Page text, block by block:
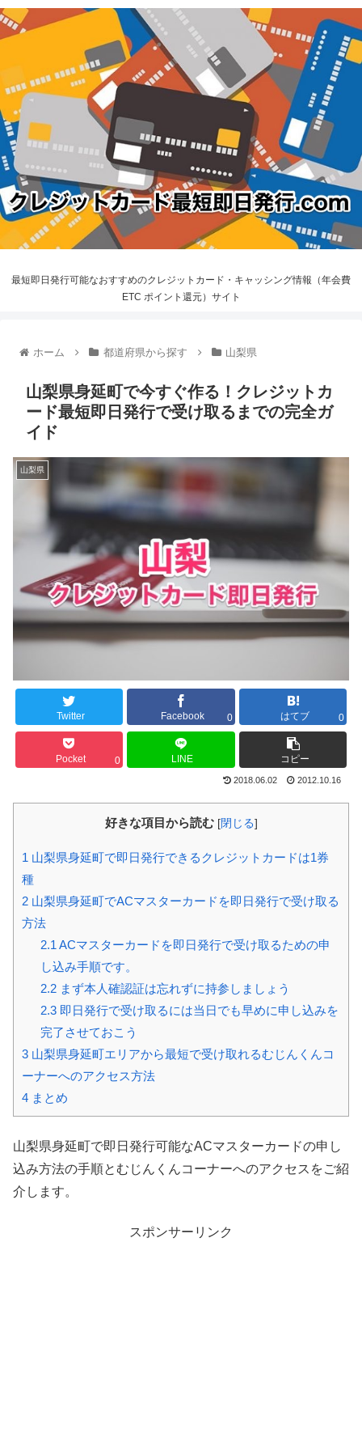
最短即日発行可能なおすすめのクレジットカード・キャッシング情報（年会費
ETC ポイント還元）サイト
ホーム 都道府県から探す 山梨県
山梨県身延町で今すぐ作る！クレジットカ
ード最短即日発行で受け取るまでの完全ガ
イド
山梨県
Twitter Facebook 0 はてブ 0
Pocket 0 LINE コピー
2018.06.02 2012.10.16
好きな項目から読む [閉じる]
1 山梨県身延町で即日発行できるクレジットカードは1券
種
2 山梨県身延町でACマスターカードを即日発行で受け取る
方法
2.1 ACマスターカードを即日発行で受け取るための申
し込み手順です。
2.2まず本人確認証は忘れずに持参しましょう
2.3即日発行で受け取るには当日でも早めに申し込みを
完了させておこう
3 山梨県身延町エリアから最短で受け取れるむじんくんコ
ーナーへのアクセス方法
4 まとめ
山梨県身延町で即日発行可能なACマスターカードの申し
込み方法の手順とむじんくんコーナーへのアクセスをご紹
介します。
スポンサーリンク